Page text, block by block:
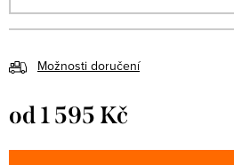
Možnosti doručení
od1 595 Kč
cena: